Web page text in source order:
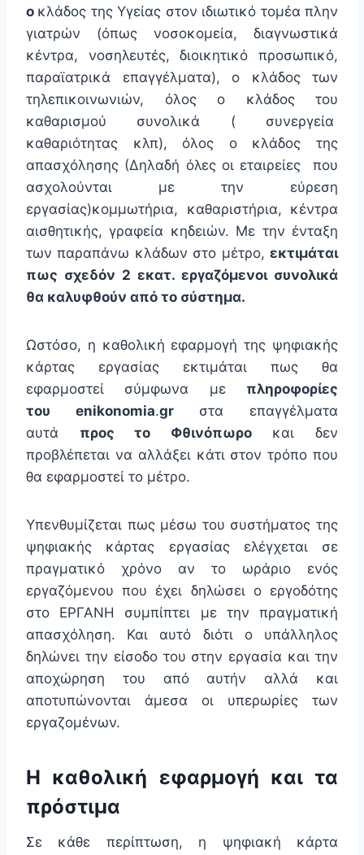
ο κλάδος της Υγείας στον ιδιωτικό τομέα πλην
γιατρών (όπως νοσοκομεία, διαγνωστικά
κέντρα, νοσηλευτές, διοικητικό προσωπικό,
παραϊατρικά επαγγέλματα), ο κλάδος των
τηλεπικοινωνιών, όλος ο κλάδος του
καθαρισμού συνολικά ( συνεργεία
καθαριότητας κλπ), όλος ο κλάδος της
απασχόλησης (Δηλαδή όλες οι εταιρείες που
ασχολούνται με την εύρεση
εργασίας)κομμωτήρια, καθαριστήρια, κέντρα
αισθητικής, γραφεία κηδειών. Με την ένταξη
των παραπάνω κλάδων στο μέτρο, εκτιμάται
πως σχεδόν 2 εκατ. εργαζόμενοι συνολικά
θα καλυφθούν από το σύστημα.
Ωστόσο, η καθολική εφαρμογή της ψηφιακής
κάρτας εργασίας εκτιμάται πως θα
εφαρμοστεί σύμφωνα με πληροφορίες
του enikonomia.grστα επαγγέλματα
αυτά προς το Φθινόπωροκαι δεν
προβλέπεται να αλλάξει κάτι στον τρόπο που
θα εφαρμοστεί το μέτρο.
Υπενθυμίζεται πως μέσω του συστήματος της
ψηφιακής κάρτας εργασίας ελέγχεται σε
πραγματικό χρόνο αν το ωράριο ενός
εργαζόμενου που έχει δηλώσει ο εργοδότης
στο ΕΡΓΑΝΗ συμπίπτει με την πραγματική
απασχόληση. Και αυτό διότι ο υπάλληλος
δηλώνει την είσοδο του στην εργασία και την
αποχώρηση του από αυτήν αλλά και
αποτυπώνονται άμεσα οι υπερωρίες των
εργαζομένων.
Η καθολική εφαρμογή και τα
πρόστιμα
Σε κάθε περίπτωση, η ψηφιακή κάρτα